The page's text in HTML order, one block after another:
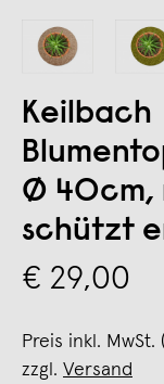
Keilbach
Ø 40cm,
schützt
€ 29,00
Preis inkl.
zzgl. Versand